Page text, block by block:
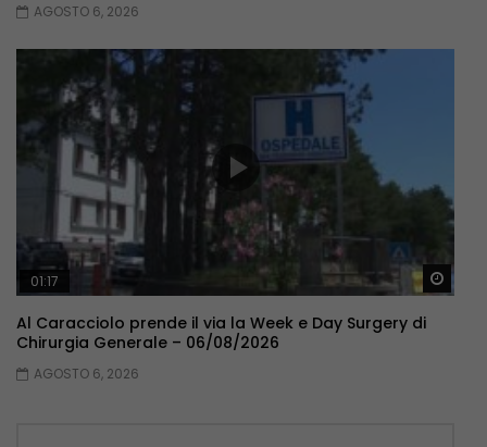
AGOSTO 6, 2026
01:17
Al Caracciolo prende il via la Week e Day Surgery di
Chirurgia Generale – 06/08/2026
AGOSTO 6, 2026